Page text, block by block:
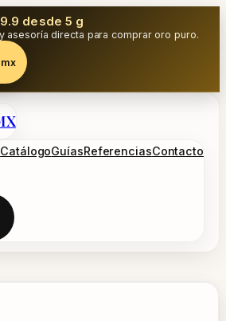
desde 5 g
asesoría directa para comprar oro puro.
CatálogoGuíasReferenciasContacto